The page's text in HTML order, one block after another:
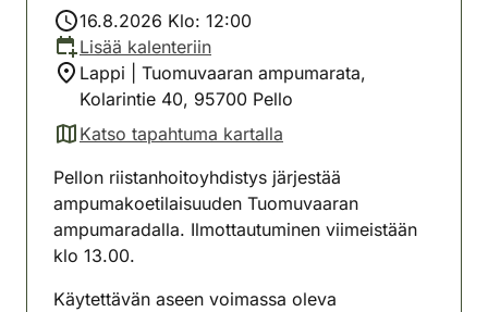
16.8.2026 Klo: 12:00
Lisää kalenteriin
Lappi | Tuomuvaaran ampumarata,
Kolarintie 40, 95700 Pello
Katso tapahtuma kartalla
(avautuu uuteen välilehteen)
Pellon riistanhoitoyhdistys järjestää
ampumakoetilaisuuden Tuomuvaaran
ampumaradalla. Ilmottautuminen viimeistään
klo 13.00.
Käytettävän aseen voimassa oleva